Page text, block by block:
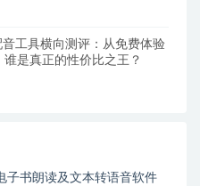
工具横向测评：从免费体验
谁是真正的性价比之王？
子书朗读及文本转语音软件